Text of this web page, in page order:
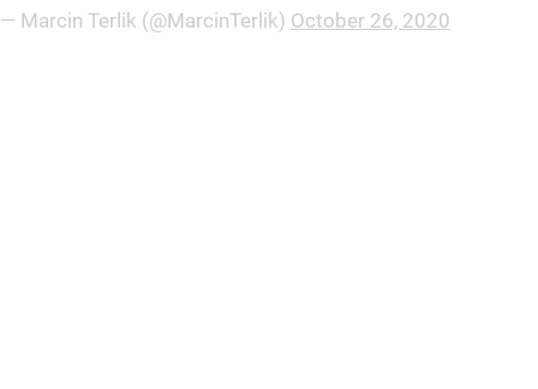
— Marcin Terlik (@MarcinTerlik) October 26, 2020